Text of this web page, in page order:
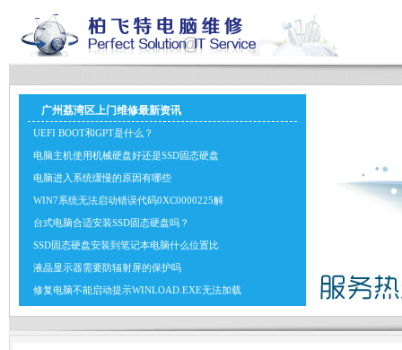
广州荔湾区上门维修最新资讯
UEFI BOOT和GPT是什么？
电脑主机使用机械硬盘好还是SSD固态硬盘
电脑进入系统缓慢的原因有哪些
WIN7系统无法启动错误代码0XC0000225解
台式电脑合适安装SSD固态硬盘吗？
SSD固态硬盘安装到笔记本电脑什么位置比
液晶显示器需要防辐射屏的保护吗
修复电脑不能启动提示WINLOAD.EXE无法加载